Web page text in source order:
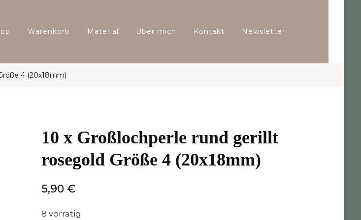
Warenkorb Material Über mich Kontakt Newsletter
4 (20x18mm)
10 x Großlochperle rund gerillt
rosegold Größe 4 (20x18mm)
5,90€
8 vorrätig